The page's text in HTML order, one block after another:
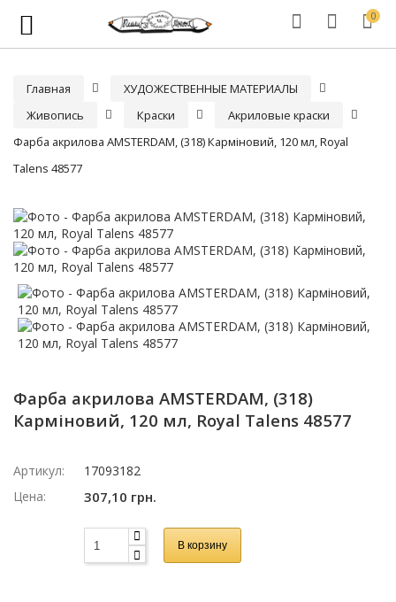
0
Главная
ХУДОЖЕСТВЕННЫЕ МАТЕРИАЛЫ
Живопись
Краски
Акриловые краски
Фарба акрилова AMSTERDAM, (318) Карміновий, 120 мл, Royal
Talens 48577
Фарба акрилова AMSTERDAM, (318)
Карміновий, 120 мл, Royal Talens 48577
Артикул:
17093182
Цена:
307,10 грн.
В корзину